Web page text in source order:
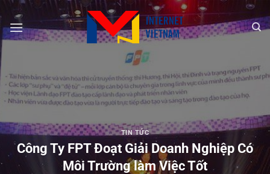
Chuyển
đến
nội
dung
TIN TỨC
Công Ty FPT Đoạt Giải Doanh Nghiệp Có
Môi Trường làm Việc Tốt